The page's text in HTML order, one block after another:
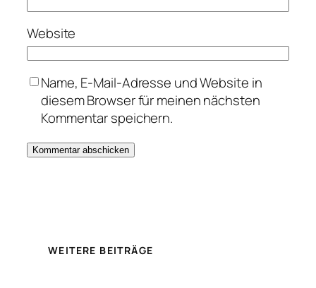
Website
Name, E-Mail-Adresse und Website in
diesem Browser für meinen nächsten
Kommentar speichern.
WEITERE BEITRÄGE